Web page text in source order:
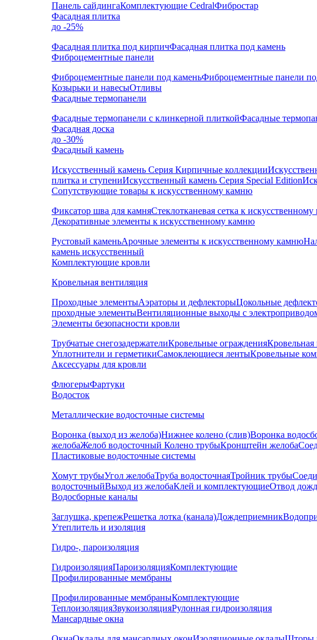
Панель сайдингаКомплектующие CedralФибростар
Фасадная плитка
до -25%
Фасадная плитка под кирпичФасадная плитка под камень
Фиброцементные панели
Фиброцементные панели под каменьФиброцементные панели
Козырьки и навесыОтливы
Фасадные термопанели
Фасадные термопанели с клинкерной плиткойФасадные
Фасадная доска
до -30%
Фасадный камень
Искусственный камень Серия Кирпичные коллекции
плитка и ступениИскусственный камень Серия Special Edition
Сопутствующие товары к искусственному камню
Фиксатор шва для камняСтеклотканевая сетка к
Декоративные элементы к искусственному камню
Рустовый каменьАрочные элементы к искусственному камню
камень искусственный
Комплектующие кровли
Кровельная вентиляция
Проходные элементыАэраторы и дефлекторыЦокольные
проходные элементыВентиляционные выходы с
Элементы безопасности кровли
Трубчатые снегозадержателиКровельные огражденияКровельная
Уплотнители и герметикиСамоклеющиеся лентыКровельные
Аксессуары для кровли
ФлюгерыФартуки
Водосток
Металлические водосточные системы
Воронка (выход из желоба)Нижнее колено (слив)Воронка
желобаЖелоб водосточный Колено трубыКронштейн желоба
Пластиковые водосточные системы
Хомут трубыУгол желобаТруба водосточнаяТройник трубы
водосточныйВыход из желобаКлей и комплектующиеОтвод
Водосборные каналы
Заглушка, крепежРешетка лотка (канала)Дождеприемник
Утеплитель и изоляция
Гидро-, пароизоляция
ГидроизоляцияПароизоляцияКомплектующие
Профилированные мембраны
Профилированные мембраныКомплектующие
ТеплоизоляцияЗвукоизоляцияРулонная гидроизоляция
Мансардные окна